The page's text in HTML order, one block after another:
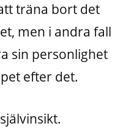
träna bort det
men i andra fall
sin personlighet
efter det.